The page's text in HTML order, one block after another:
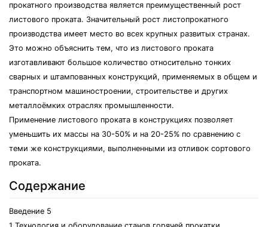
прокатного производства является преимущественный рост
листового проката. Значительный рост листопрокатного
производства имеет место во всех крупных развитых странах.
Это можно объяснить тем, что из листового проката
изготавливают большое количество относительно тонких
сварных и штампованных конструкций, применяемых в общем и
транспортном машиностроении, строительстве и других
металлоёмких отраслях промышленности.
Применение листового проката в конструкциях позволяет
уменьшить их массы на 30-50% и на 20-25% по сравнению с
теми же конструкциями, выполненными из отливок сортового
проката.
Содержание
Введение 5